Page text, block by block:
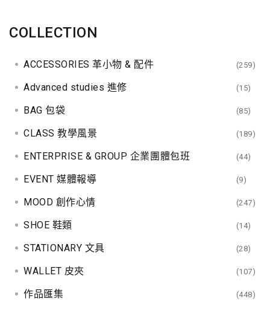
COLLECTION
ACCESSORIES 革小物 & 配件 (259)
Advanced studies 進修 (15)
BAG 包袋 (85)
CLASS 教學風景 (189)
ENTERPRISE & GROUP 企業團體包班 (44)
EVENT 媒體報導 (9)
MOOD 創作心情 (247)
SHOE 鞋類 (14)
STATIONARY 文具 (28)
WALLET 皮夾 (107)
作品匯集 (448)